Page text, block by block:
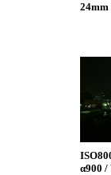
24mm
α900 /